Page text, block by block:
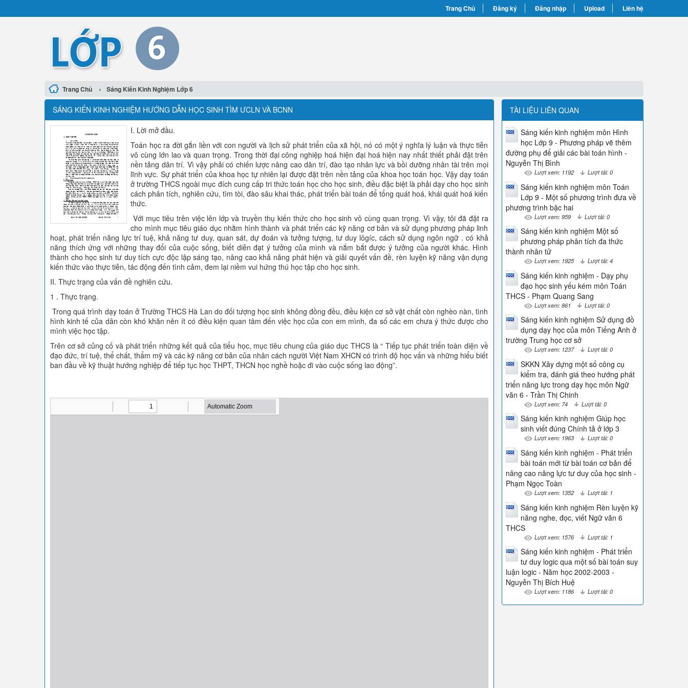
Trang Chủ Đăng ký Đăng nhập Upload Liên hệ
Trang Chủ › Sáng Kiến Kinh Nghiệm Lớp 6
SÁNG KIẾN KINH NGHIỆM HƯỚNG DẪN HỌC SINH TÌM ƯCLN VÀ BCNN
I. Lời mở đầu.
Toán học ra đời gắn liền với con người và lịch sử phát triển của xã hội, nó có một ý nghĩa lý luận và thực tiễn
vô cùng lớn lao và quan trọng. Trong thời đại công nghiệp hoá hiện đại hoá hiện nay nhất thiết phải đặt trên
nền tảng dân trí. Vì vậy phải có chiến lược nâng cao dân trí, đào tạo nhân lực và bồi dưỡng nhân tài trên mọi
lĩnh vực. Sự phát triển của khoa học tự nhiên lại được đặt trên nền tảng của khoa học toán học. Vậy dạy toán
ở trường THCS ngoài mục đích cung cấp tri thức toán học cho học sinh, điều đặc biệt là phải dạy cho học sinh
cách phân tích, nghiên cứu, tìm tòi, đào sâu khai thác, phát triển bài toán để tổng quát hoá, khái quát hoá kiến
thức.
Với mục tiêu trên việc lên lớp và truyền thụ kiến thức cho học sinh vô cùng quan trọng. Vì vậy, tôi đã đặt ra
cho mình mục tiêu giáo dục nhằm hình thành và phát triển các kỹ năng cơ bản và sử dụng phương pháp linh
hoạt, phát triển năng lực trí tuệ, khả năng tư duy, quan sát, dự đoán và tưởng tượng, tư duy lôgíc, cách sử dụng ngôn ngữ . có khả
năng thích ứng với những thay đổi của cuộc sống, biết diễn đạt ý tưởng của mình và nắm bắt được ý tưởng của người khác. Hình
thành cho học sinh tư duy tích cực độc lập sáng tạo, nâng cao khả năng phát hiện và giải quyết vấn đề, rèn luyện kỹ năng vận dụng
kiến thức vào thực tiễn, tác động đến tình cảm, đem lại niềm vui hứng thú học tập cho học sinh.
II. Thực trạng của vấn đề nghiên cứu.
1 . Thực trạng.
Trong quá trình dạy toán ở Trường THCS Hà Lan do đối tượng học sinh không đồng đều, điều kiện cơ sở vật chất còn nghèo nàn, tình
hình kinh tế của dân còn khó khăn nên ít có điều kiện quan tâm đến việc học của con em mình, đa số các em chưa ý thức được cho
mình việc học tập.
Trên cơ sở củng cố và phát triển những kết quả của tiểu học, mục tiêu chung của giáo dục THCS là “ Tiếp tục phát triển toàn diện về
đạo đức, trí tuệ, thể chất, thẩm mỹ và các kỹ năng cơ bản của nhân cách người Việt Nam XHCN có trình độ học vấn và những hiểu biết
ban đầu về kỹ thuật hướng nghiệp để tiếp tục học THPT, THCN học nghề hoặc đi vào cuộc sống lao động”.
TÀI LIỆU LIÊN QUAN
Sáng kiến kinh nghiệm môn Hình
học Lớp 9 - Phương pháp vẽ thêm
đường phụ để giải các bài toán hình -
Nguyễn Thị Bình
Lượt xem: 1192 Lượt tải: 0
Sáng kiến kinh nghiệm môn Toán
Lớp 9 - Một số phương trình đưa về
phương trình bậc hai
Lượt xem: 959 Lượt tải: 0
Sáng kiến kinh nghiệm Một số
phương pháp phân tích đa thức
thành nhân tử
Lượt xem: 1925 Lượt tải: 4
Sáng kiến kinh nghiệm - Dạy phụ
đạo học sinh yếu kém môn Toán
THCS - Phạm Quang Sang
Lượt xem: 861 Lượt tải: 0
Sáng kiến kinh nghiệm Sử dụng đồ
dụng dạy học của môn Tiếng Anh ở
trường Trung học cơ sở
Lượt xem: 1237 Lượt tải: 0
SKKN Xây dựng một số công cụ
kiểm tra, đánh giá theo hướng phát
triển năng lực trong dạy học môn Ngữ
văn 6 - Trần Thị Chinh
Lượt xem: 74 Lượt tải: 0
Sáng kiến kinh nghiệm Giúp học
sinh viết đúng Chính tả ở lớp 3
Lượt xem: 1963 Lượt tải: 0
Sáng kiến kinh nghiệm - Phát triển
bài toán mới từ bài toán cơ bản để
nâng cao năng lực tư duy của học sinh -
Phạm Ngọc Toàn
Lượt xem: 1352 Lượt tải: 1
Sáng kiến kinh nghiệm Rèn luyện kỹ
năng nghe, đọc, viết Ngữ văn 6
THCS
Lượt xem: 1576 Lượt tải: 1
Sáng kiến kinh nghiệm - Phát triển
tư duy logic qua một số bài toán suy
luận logic - Năm học 2002-2003 -
Nguyễn Thị Bích Huệ
Lượt xem: 1186 Lượt tải: 0